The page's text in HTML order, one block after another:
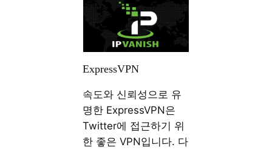
ExpressVPN
속도와 신뢰성으로 유
명한 ExpressVPN은
Twitter에 접근하기 위
한 좋은 VPN입니다. 다